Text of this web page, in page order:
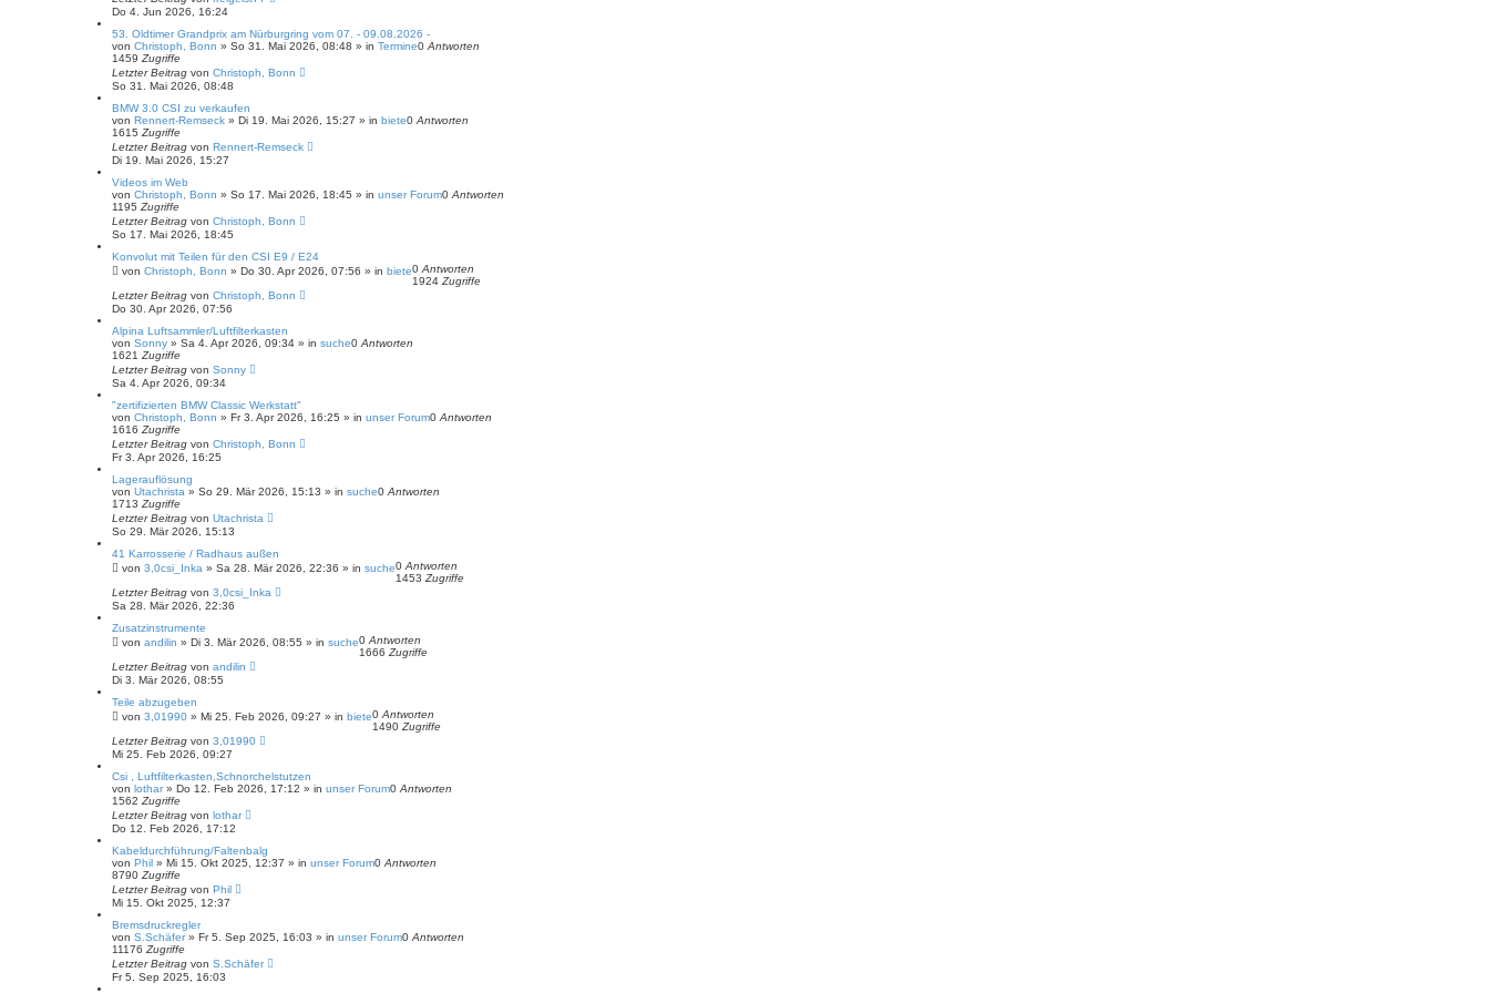
Do 4. Jun 2026, 16:24
53. Oldtimer Grandprix am Nürburgring vom 07. - 09.08.2026 -
von Christoph, Bonn » So 31. Mai 2026, 08:48 » in Termine0 Antworten
1459 Zugriffe
Letzter Beitrag von Christoph, Bonn
So 31. Mai 2026, 08:48
BMW 3.0 CSI zu verkaufen
von Rennert-Remseck » Di 19. Mai 2026, 15:27 » in biete0 Antworten
1615 Zugriffe
Letzter Beitrag von Rennert-Remseck
Di 19. Mai 2026, 15:27
Videos im Web
von Christoph, Bonn » So 17. Mai 2026, 18:45 » in unser Forum0 Antworten
1195 Zugriffe
Letzter Beitrag von Christoph, Bonn
So 17. Mai 2026, 18:45
Konvolut mit Teilen für den CSI E9 / E24
von Christoph, Bonn » Do 30. Apr 2026, 07:56 » in biete0 Antworten
1924 Zugriffe
Letzter Beitrag von Christoph, Bonn
Do 30. Apr 2026, 07:56
Alpina Luftsammler/Luftfilterkasten
von Sonny » Sa 4. Apr 2026, 09:34 » in suche0 Antworten
1621 Zugriffe
Letzter Beitrag von Sonny
Sa 4. Apr 2026, 09:34
"zertifizierten BMW Classic Werkstatt"
von Christoph, Bonn » Fr 3. Apr 2026, 16:25 » in unser Forum0 Antworten
1616 Zugriffe
Letzter Beitrag von Christoph, Bonn
Fr 3. Apr 2026, 16:25
Lagerauflösung
von Utachrista » So 29. Mär 2026, 15:13 » in suche0 Antworten
1713 Zugriffe
Letzter Beitrag von Utachrista
So 29. Mär 2026, 15:13
41 Karrosserie / Radhaus außen
von 3,0csi_Inka » Sa 28. Mär 2026, 22:36 » in suche0 Antworten
1453 Zugriffe
Letzter Beitrag von 3,0csi_Inka
Sa 28. Mär 2026, 22:36
Zusatzinstrumente
von andilin » Di 3. Mär 2026, 08:55 » in suche0 Antworten
1666 Zugriffe
Letzter Beitrag von andilin
Di 3. Mär 2026, 08:55
Teile abzugeben
von 3,01990 » Mi 25. Feb 2026, 09:27 » in biete0 Antworten
1490 Zugriffe
Letzter Beitrag von 3,01990
Mi 25. Feb 2026, 09:27
Csi , Luftfilterkasten,Schnorchelstutzen
von lothar» Do 12. Feb 2026, 17:12 » in unser Forum0 Antworten
1562 Zugriffe
Letzter Beitrag von lothar
Do 12. Feb 2026, 17:12
Kabeldurchführung/Faltenbalg
von Phil » Mi 15. Okt 2025, 12:37 » in unser Forum0 Antworten
8790 Zugriffe
Letzter Beitrag von Phil
Mi 15. Okt 2025, 12:37
Bremsdruckregler
von S.Schäfer» Fr 5. Sep 2025, 16:03 » in unser Forum0 Antworten
11176 Zugriffe
Letzter Beitrag von S.Schäfer
Fr 5. Sep 2025, 16:03